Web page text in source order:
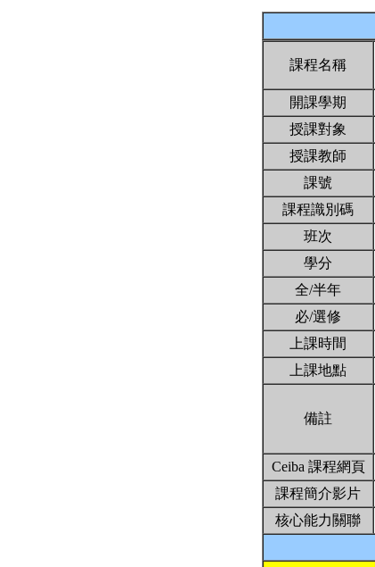
課程名稱
開課學期
授課對象
授課教師
課號
課程識別碼
班次
學分
全/半年
必/選修
上課時間
上課地點
備註
Ceiba 課程網頁
課程簡介影片
核心能力關聯